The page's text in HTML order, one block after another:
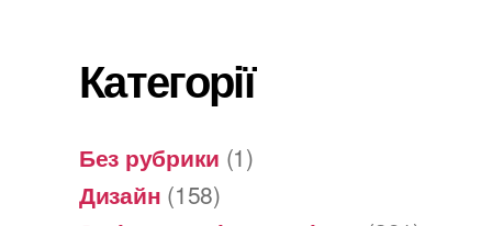
Категорії
Без рубрики (1)
Дизайн (158)